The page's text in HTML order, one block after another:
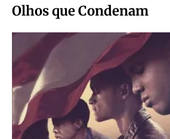
Olhos que Condenam